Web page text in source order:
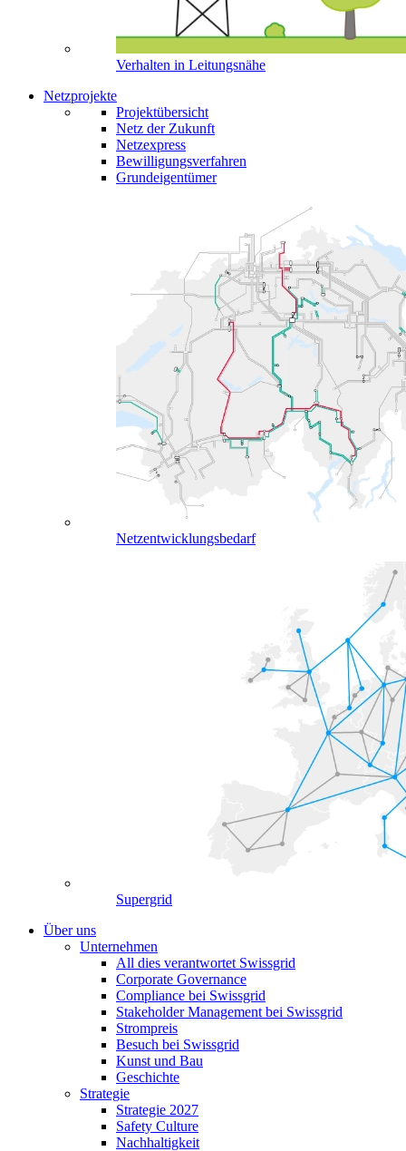
Verhalten in Leitungsnähe
Netzprojekte
Projektübersicht
Netz der Zukunft
Netzexpress
Bewilligungsverfahren
Grundeigentümer
Netzentwicklungsbedarf
Supergrid
Über uns
Unternehmen
All dies verantwortet Swissgrid
Corporate Governance
Compliance bei Swissgrid
Stakeholder Management bei Swissgrid
Strompreis
Besuch bei Swissgrid
Kunst und Bau
Geschichte
Strategie
Strategie 2027
Safety Culture
Nachhaltigkeit